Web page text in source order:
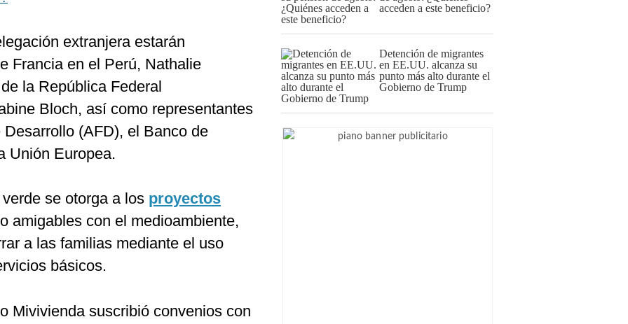
extranjera estarán
Francia en el Perú, Nathalie
la República Federal
Bloch, así como representantes
(AFD), el Banco de
Unión Europea.
se otorga a los proyectos
amigables con el medioambiente,
a las familias mediante el uso
básicos.
Mivivienda suscribió convenios con
acceden a este beneficio?
Detención de migrantes
en EE.UU. alcanza su
punto más alto durante el
Gobierno de Trump